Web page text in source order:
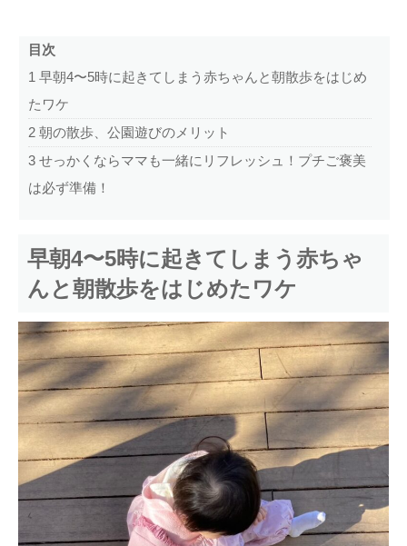
目次
1 早朝4〜5時に起きてしまう赤ちゃんと朝散歩をはじめ
たワケ
2 朝の散歩、公園遊びのメリット
3 せっかくならママも一緒にリフレッシュ！プチご褒美
は必ず準備！
早朝4〜5時に起きてしまう赤ちゃ
んと朝散歩をはじめたワケ